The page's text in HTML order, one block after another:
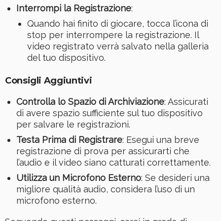
Interrompi la Registrazione:
Quando hai finito di giocare, tocca l’icona di
stop per interrompere la registrazione. Il
video registrato verrà salvato nella galleria
del tuo dispositivo.
Consigli Aggiuntivi
Controlla lo Spazio di Archiviazione: Assicurati
di avere spazio sufficiente sul tuo dispositivo
per salvare le registrazioni.
Testa Prima di Registrare: Esegui una breve
registrazione di prova per assicurarti che
l’audio e il video siano catturati correttamente.
Utilizza un Microfono Esterno: Se desideri una
migliore qualità audio, considera l’uso di un
microfono esterno.